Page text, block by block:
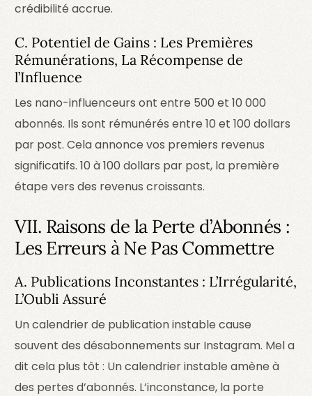
crédibilité accrue.
C. Potentiel de Gains : Les Premières
Rémunérations, La Récompense de
l’Influence
Les nano-influenceurs ont entre 500 et 10 000
abonnés. Ils sont rémunérés entre 10 et 100 dollars
par post. Cela annonce vos premiers revenus
significatifs.10 à 100 dollars par post, la première
étape vers des revenus croissants.
VII. Raisons de la Perte d’Abonnés :
Les Erreurs à Ne Pas Commettre
A. Publications Inconstantes : L’Irrégularité,
L’Oubli Assuré
Un calendrier de publication instable cause
souvent des désabonnements sur Instagram. Mel a
dit cela plus tôt : Un calendrier instable amène à
des pertes d’abonnés. L’inconstance, la porte